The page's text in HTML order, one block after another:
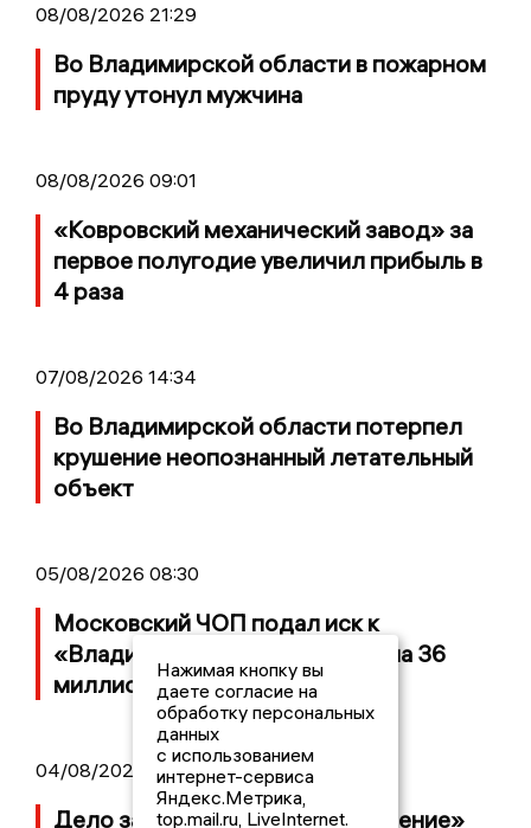
08/08/2026 21:29
Во Владимирской области в пожарном
пруду утонул мужчина
08/08/2026 09:01
«Ковровский механический завод» за
первое полугодие увеличил прибыль в
4 раза
07/08/2026 14:34
Во Владимирской области потерпел
крушение неопознанный летательный
объект
05/08/2026 08:30
Московский ЧОП подал иск к
«Владимирскому стандарту» на 36
миллионов рублей
04/08/2026 15:40
Дело застройщика ЖК «Поколение»
Нажимая кнопку вы
даете согласие на
обработку персональных
данных
с использованием
интернет-сервиса
Яндекс.Метрика,
top.mail.ru, LiveInternet.